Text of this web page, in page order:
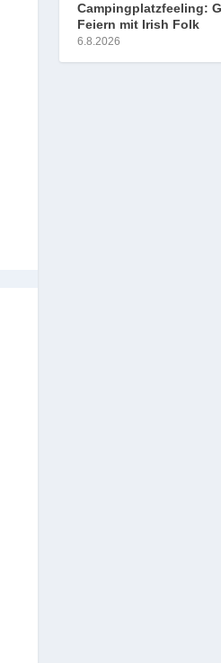
Campingplatzfeeling:
Feiern mit Irish Folk
6.8.2026